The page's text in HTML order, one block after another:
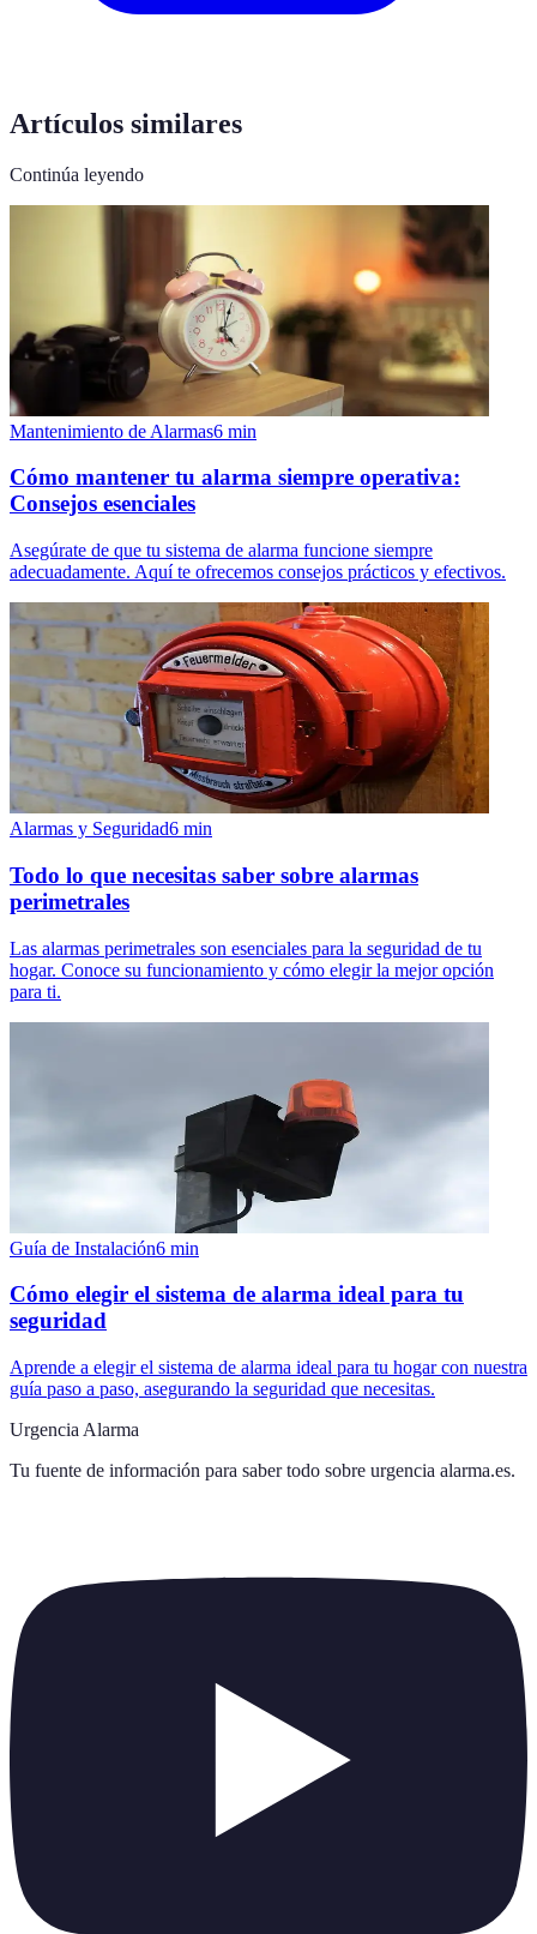
Artículos similares
Continúa leyendo
Mantenimiento de Alarmas6 min
Cómo mantener tu alarma siempre operativa:
Consejos esenciales
Asegúrate de que tu sistema de alarma funcione siempre
adecuadamente. Aquí te ofrecemos consejos prácticos y efectivos.
Alarmas y Seguridad6 min
Todo lo que necesitas saber sobre alarmas
perimetrales
Las alarmas perimetrales son esenciales para la seguridad de tu
hogar. Conoce su funcionamiento y cómo elegir la mejor opción
para ti.
Guía de Instalación6 min
Cómo elegir el sistema de alarma ideal para tu
seguridad
Aprende a elegir el sistema de alarma ideal para tu hogar con nuestra
guía paso a paso, asegurando la seguridad que necesitas.
Urgencia Alarma
Tu fuente de información para saber todo sobre urgencia alarma.es.